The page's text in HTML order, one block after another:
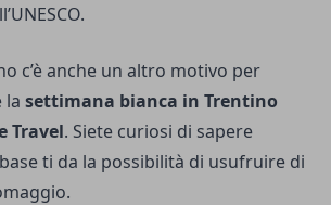
c’è anche un altro motivo per
la settimana bianca in Trentino
Travel. Siete curiosi di sapere
ti da la possibilità di usufruire di